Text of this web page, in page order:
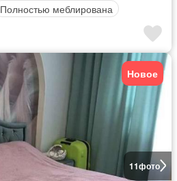
Полностью меблирована
11фото
Новое